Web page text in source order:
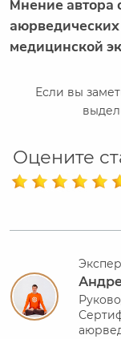
Мнение автора
аюрведических
медицинской
Если вы
Оцените